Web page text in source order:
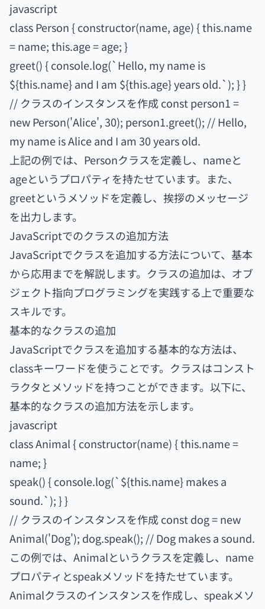
javascript
class Person { constructor(name, age) { this.name
= name; this.age = age; }
greet() { console.log(`Hello, my name is
${this.name} and I am ${this.age} years old.`); } }
// クラスのインスタンスを作成 const person1 =
new Person('Alice', 30); person1.greet(); // Hello,
my name is Alice and I am 30 years old.
上記の例では、Personクラスを定義し、nameと
ageというプロパティを持たせています。また、
greetというメソッドを定義し、挨拶のメッセージ
を出力します。
JavaScriptでのクラスの追加方法
JavaScriptでクラスを追加する方法について、基本
から応用までを解説します。クラスの追加は、オブ
ジェクト指向プログラミングを実践する上で重要な
スキルです。
基本的なクラスの追加
JavaScriptでクラスを追加する基本的な方法は、
classキーワードを使うことです。クラスはコンスト
ラクタとメソッドを持つことができます。以下に、
基本的なクラスの追加方法を示します。
javascript
class Animal { constructor(name) { this.name =
name; }
speak() { console.log(`${this.name} makes a
sound.`); } }
// クラスのインスタンスを作成 const dog = new
Animal('Dog'); dog.speak(); // Dog makes a sound.
この例では、Animalというクラスを定義し、name
プロパティとspeakメソッドを持たせています。
Animalクラスのインスタンスを作成し、speakメソ